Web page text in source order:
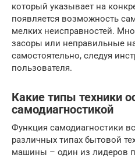
который указывает на
появляется возможность
мелких неисправностей.
засоры или неправильные
самостоятельно, следуя
пользователя.
Какие типы техники
самодиагностикой
Функция самодиагностики
различных типах бытовой
машины – один из лидеров